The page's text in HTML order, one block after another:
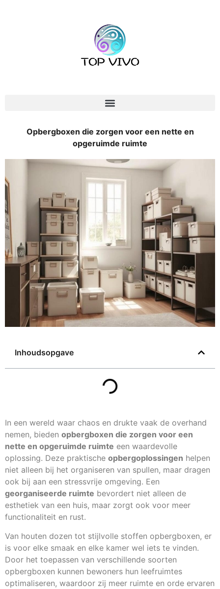
Opbergboxen die zorgen voor een nette en
opgeruimde ruimte
Inhoudsopgave
In een wereld waar chaos en drukte vaak de overhand
nemen, bieden opbergboxen die zorgen voor een
nette en opgeruimde ruimte een waardevolle
oplossing. Deze praktische opbergoplossingen helpen
niet alleen bij het organiseren van spullen, maar dragen
ook bij aan een stressvrije omgeving. Een
georganiseerde ruimte bevordert niet alleen de
esthetiek van een huis, maar zorgt ook voor meer
functionaliteit en rust.
Van houten dozen tot stijlvolle stoffen opbergboxen, er
is voor elke smaak en elke kamer wel iets te vinden.
Door het toepassen van verschillende soorten
opbergboxen kunnen bewoners hun leefruimtes
optimaliseren, waardoor zij meer ruimte en orde ervaren